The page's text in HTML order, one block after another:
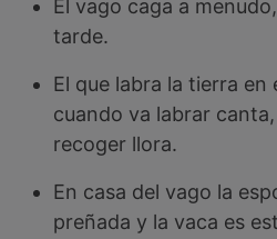
El vago caga a
tarde.
El que labra la tierra en
cuando va labrar
recoger llora.
En casa del vago la
preñada y la vaca es